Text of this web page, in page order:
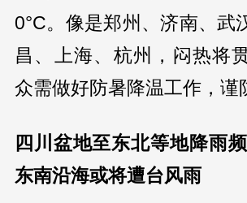
0°C。像是郑州、济南、武
昌、上海、杭州，闷热将
众需做好防暑降温工作，谨
四川盆地至东北等地降雨
东南沿海或将遭台风雨